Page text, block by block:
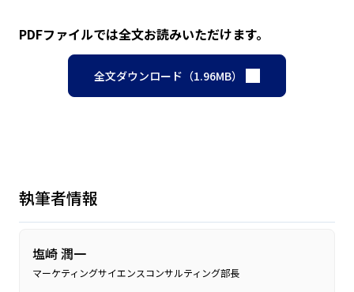
PDFファイルでは全文お読みいただけます。
全文ダウンロード（1.96MB）
執筆者情報
塩崎 潤一
マーケティングサイエンスコンサルティング部長